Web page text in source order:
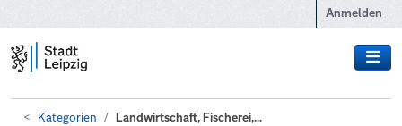
Anmelden
Kategorien Landwirtschaft, Fischerei,...